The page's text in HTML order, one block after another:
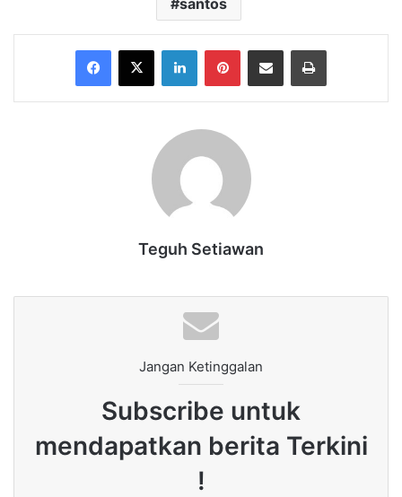
Facebook
X LinkedInPinterestShare via Email Print
Teguh Setiawan
Jangan Ketinggalan
Subscribe untuk
mendapatkan berita Terkini
!